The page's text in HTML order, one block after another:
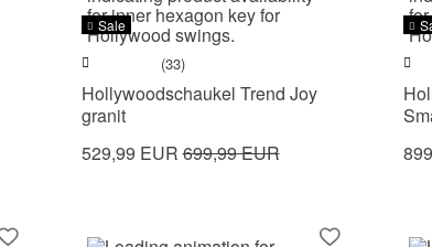
Sale
(33)
Hollywoodschaukel Trend Joy
granit
529,99 EUR699,99 EUR